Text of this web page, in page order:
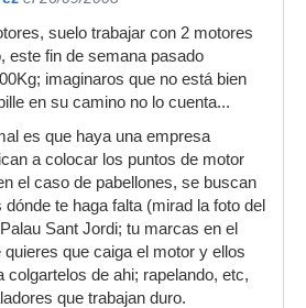
suelo trabajar con 2 motores
este fin de semana pasado
imaginaros que no está bien
en su camino no lo cuenta...
es que haya una empresa
a colocar los puntos de motor
el caso de pabellones, se buscan
dónde te haga falta (mirad la foto del
Sant Jordi; tu marcas en el
que caiga el motor y ellos
colgartelos de ahi; rapelando, etc,
que trabajan duro.